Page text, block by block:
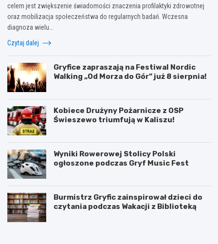
celem jest zwiększenie świadomości znaczenia profilaktyki zdrowotnej
oraz mobilizacja społeczeństwa do regularnych badań. Wczesna
diagnoza wielu…
Czytaj dalej
Gryfice zapraszają na Festiwal Nordic
Walking „Od Morza do Gór” już 8 sierpnia!
Kobiece Drużyny Pożarnicze z OSP
Świeszewo triumfują w Kaliszu!
Wyniki Rowerowej Stolicy Polski
ogłoszone podczas Gryf Music Fest
Burmistrz Gryfic zainspirował dzieci do
czytania podczas Wakacji z Biblioteką